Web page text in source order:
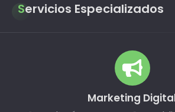
Servicios Especializados
Marketing